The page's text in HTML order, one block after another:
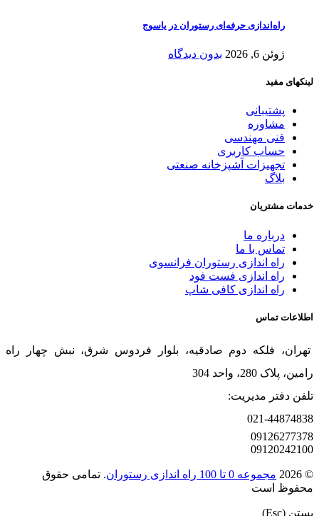
راه‌اندازی حرفه‌ای رستوران در یاسوج
ژوئن 6, 2026 بدون دیدگاه
لینکهای مفید
پشتیبانی
مشاوره
فنی مهندسی
حساب کاربری
تجهیزات آشپزخانه صنعتی
بلاگ
خدمات مشتریان
درباره ما
تماس با ما
راه اندازی رستوران فرانسوی
راه اندازی فست فود
راه اندازی کافی شاپ
اطلاعات تماس
تهران، فلکه دوم صادقیه، بلوار فردوس شرق، نبش چهار راه
رامین، پلاک 280، واحد 304
تلفن دفتر مدیریت:
021-44874838
09126277378
09120242100
© 2026 مجموعه 0 تا 100 راه اندازی رستوران
. تمامی حقوق
محفوظ است
بستن (Esc)